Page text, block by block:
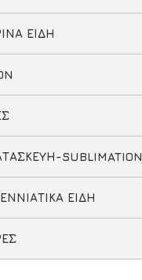
ΕΙΔΗ
SUBLIMATION
ΕΙΔΗ